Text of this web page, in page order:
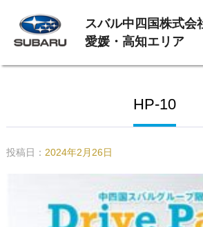
スバル中四国株式会
愛媛・高知エリア
HP-10
投稿日： 2024年2月26日